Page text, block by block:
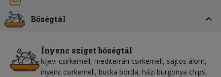
Bőségtál
Ínyenc sziget bőségtál
kijevi csirkemell, mediterrán csirkemell, sajtos álom,
ínyenc csirkemell, bucka borda, házi burgonya chips,